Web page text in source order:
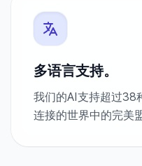
多语言支持。
我们的AI支持超过38
连接的世界中的完美